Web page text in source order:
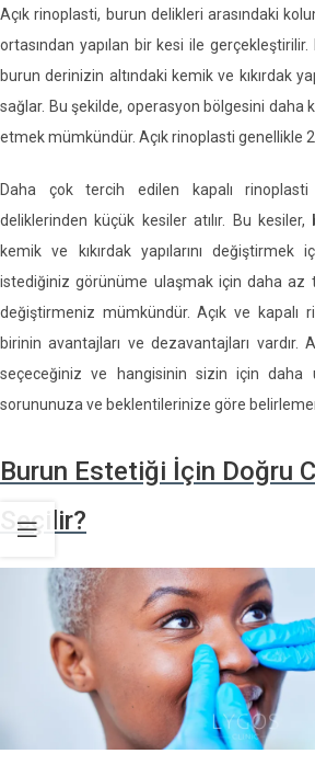
Açık rinoplasti, burun delikleri arasındaki
ortasından yapılan bir kesi ile
burun derinizin altındaki kemik ve kıkırdak
sağlar. Bu şekilde, operasyon bölgesini daha
etmek mümkündür. Açık rinoplasti genellikle
Daha çok tercih edilen kapalı
deliklerinden küçük kesiler atılır. Bu kesiler,
kemik ve kıkırdak yapılarını değiştirmek
istediğiniz görünüme ulaşmak için daha az
değiştirmeniz mümkündür. Açık ve kapalı
birinin avantajları ve dezavantajları vardır.
seçeceğiniz ve hangisinin sizin için daha
sorununuza ve beklentilerinize göre
Burun Estetiği İçin Doğru
Seçilir?